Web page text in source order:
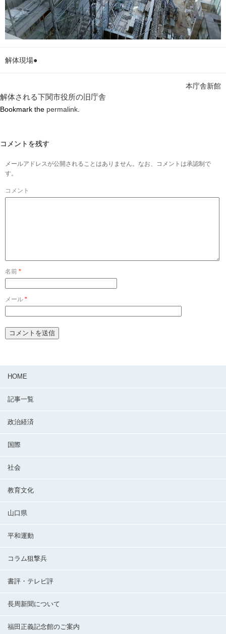
解体現場●
本庁舎新館
解体される下関市役所の旧庁舎
Bookmark the permalink
コメントを残す
メールアドレスが公開されることはありません。なお、コメントは承認制で
す。
コメント
名前 *
メール *
HOME
記事一覧
政治経済
国際
社会
教育文化
山口県
平和運動
コラム狙撃兵
書評・テレビ評
長周新聞について
福田正義記念館のご案内